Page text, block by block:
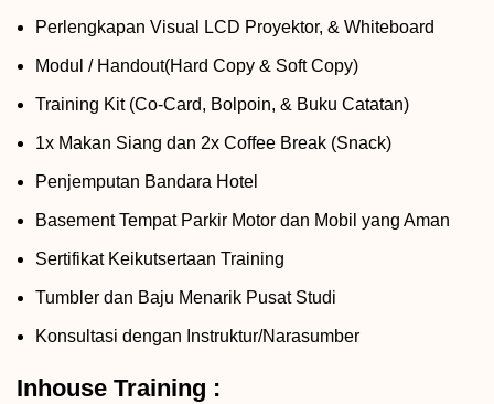
Perlengkapan Visual LCD Proyektor, & Whiteboard
Modul / Handout(Hard Copy & Soft Copy)
Training Kit (Co-Card, Bolpoin, & Buku Catatan)
1x Makan Siang dan 2x Coffee Break (Snack)
Penjemputan Bandara Hotel
Basement Tempat Parkir Motor dan Mobil yang Aman
Sertifikat Keikutsertaan Training
Tumbler dan Baju Menarik Pusat Studi
Konsultasi dengan Instruktur/Narasumber
Inhouse Training :